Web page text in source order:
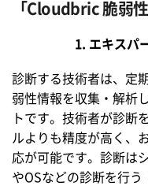
「Cloudbric 脆弱
1. エキスパ
診断する技術者は、定
弱性情報を収集・解析
トです。技術者が診断
ルよりも精度が高く、
応が可能です。診断は
やOSなどの診断を行う